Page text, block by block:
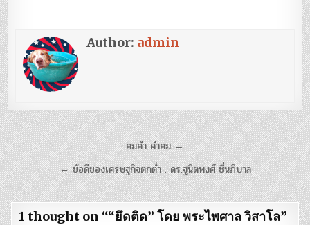
Author: admin
แนะแนว
เรื่อง
คมคำ คำคม →
← ข้อดีของเศรษฐกิจตกต่ำ : ดร.ฐนิตพงศ์ ชื่นภิบาล
1 thought on “ ”